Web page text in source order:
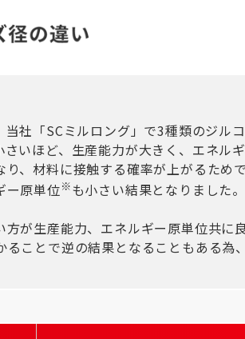
社「SCミルロング」で3種類のジ
いほど、生産能力が大きく、エネ
、材料に接触する確率が上がるためで
ー原単位※も小さい結果となりました
が生産能力、エネルギー原単位共
ことで逆の結果となることもある為